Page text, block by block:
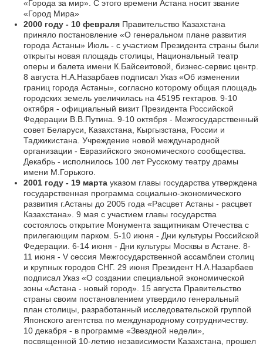
«Города за мир». С этого времени Астана носит звание
«Город Мира»
2000 году - 10 февраля Правительство Казахстана
приняло постановление «О генеральном плане развития
города Астаны» Июль - с участием Президента страны были
открыты новая площадь столицы, Национальный театр
оперы и балета имени К.Байсеитовой, бизнес-сервис центр.
8 августа Н.А.Назарбаев подписал Указ «Об изменении
границ города Астаны», согласно которому общая площадь
городских земель увеличилась на 45195 гектаров. 9-10
октября - официальный визит Президента Российской
Федерации В.В.Путина. 9-10 октября - Межгосударственный
совет Беларуси, Казахстана, Кыргызстана, России и
Таджикистана. Учреждение новой международной
организации - Евразийского экономического сообщества.
Декабрь - исполнилось 100 лет Русскому театру драмы
имени М.Горького.
2001 году - 19 марта указом главы государства утверждена
государственная программа социально-экономического
развития г.Астаны до 2005 года «Расцвет Астаны - расцвет
Казахстана». 9 мая с участием главы государства
состоялось открытие Монумента защитникам Отечества с
прилегающим парком. 5-10 июня - Дни культуры Российской
Федерации. 6-14 июня - Дни культуры Москвы в Астане. 8-
11 июня - V сессия Межгосударственной ассамблеи столиц
и крупных городов СНГ. 29 июня Президент Н.А.Назарбаев
подписал Указ «О создании специальной экономической
зоны «Астана - новый город». 15 августа Правительство
страны своим постановлением утвердило генеральный
план столицы, разработанный исследовательской группой
Японского агентства по международному сотрудничеству.
10 декабря - в программе «Звездной недели»,
посвященной 10-летию независимости Казахстана, прошел